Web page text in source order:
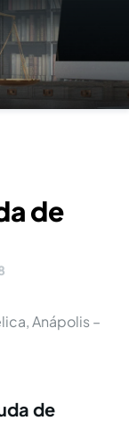
de
Anápolis –
de